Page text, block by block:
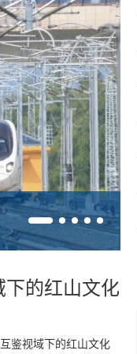
的红山文化
鉴视域下的红山文化